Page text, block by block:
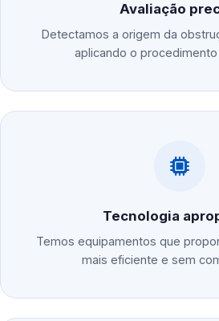
Avaliação
Detectamos a origem da
aplicando o
Tecnologia
Temos equipamentos que
mais eficiente e sem